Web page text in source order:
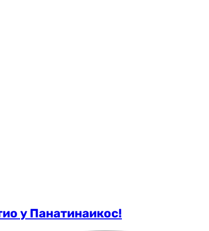
у Панатинаикос!